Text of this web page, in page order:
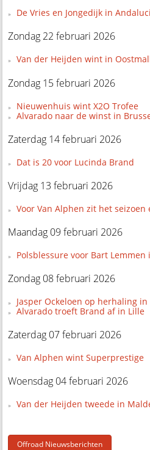
De Vries en Jongedijk in
Zondag 22 februari 2026
Van der Heijden wint in
Zondag 15 februari 2026
Nieuwenhuis wint X2O Trofee
Alvarado naar de winst in
Zaterdag 14 februari 2026
Dat is 20 voor Lucinda Brand
Vrijdag 13 februari 2026
Voor Van Alphen zit het seizoen
Maandag 09 februari 2026
Polsblessure voor Bart Lemmen
Zondag 08 februari 2026
Jasper Ockeloen op herhaling
Alvarado troeft Brand af in Lille
Zaterdag 07 februari 2026
Van Alphen wint Superprestige
Woensdag 04 februari 2026
Van der Heijden tweede in
Offroad Nieuwsberichten